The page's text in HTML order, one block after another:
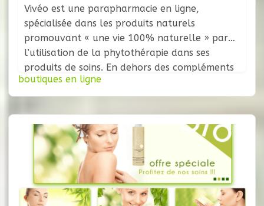
Vivéo est une parapharmacie en ligne,
spécialisée dans les produits naturels
promouvant « une vie 100% naturelle » par
l’utilisation de la phytothérapie dans ses
produits de soins. En dehors des compléments
alimentaires et produits de beautés, Viveo axe
son catalogue sur des articles sains bénéfique
à la santé, tels que les renforts de défenses
immunitaires. Elle
boutiques en ligne